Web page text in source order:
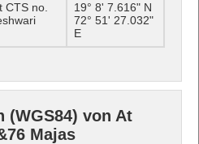
CTS no.
19° 8' 7.616" N
72° 51' 27.032"
E
(WGS84) von At
Majas